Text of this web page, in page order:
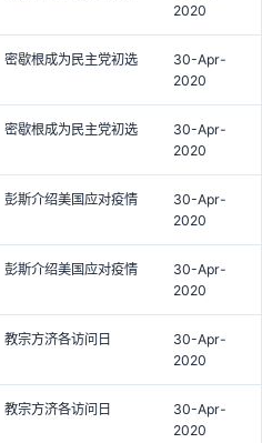
2020
歇根成为民主党初选
30-Apr-
2020
歇根成为民主党初选
30-Apr-
2020
斯介绍美国应对疫情
30-Apr-
2020
斯介绍美国应对疫情
30-Apr-
2020
宗方济各访问日
30-Apr-
2020
宗方济各访问日
30-Apr-
2020